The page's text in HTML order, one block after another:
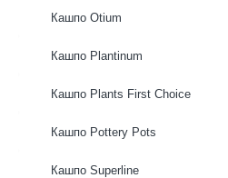
Кашпо Otium
Кашпо Plantinum
Кашпо Plants First Choice
Кашпо Pottery Pots
Кашпо Superline